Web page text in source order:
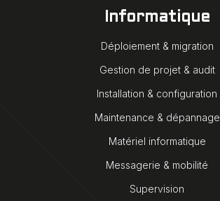
Informatique
Déploiement & migration
Gestion de projet & audit
Installation & configuration
Maintenance & dépannage
Matériel informatique
Messagerie & mobilité
Supervision